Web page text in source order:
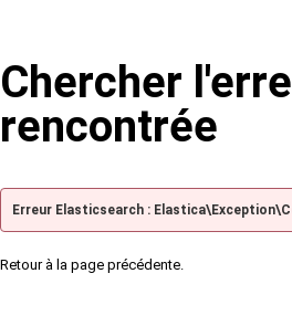
Chercher
rencontrée
Erreur Elasticsearch :
Retour à la page précédente.